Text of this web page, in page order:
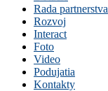
Rada partnerstva
Rozvoj
Interact
Foto
Video
Podujatia
Kontakty